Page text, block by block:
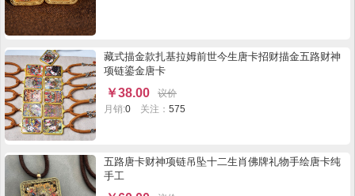
藏式描金款扎基拉姆前世今生唐卡招财描金五路财神
项链鎏金唐卡
￥38.00
议价
月销:0 关注：575
五路唐卡财神项链吊坠十二生肖佛牌礼物手绘唐卡纯
手工